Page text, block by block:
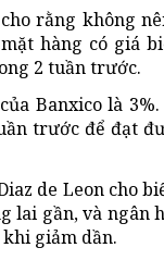
rằng không
hàng có giá
2 tuần trước.
Banxico là
trước để đạt
de Leon cho
lai gần, và
giảm dần.